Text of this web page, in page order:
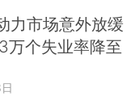
力市场意外放缓
万个失业率降至